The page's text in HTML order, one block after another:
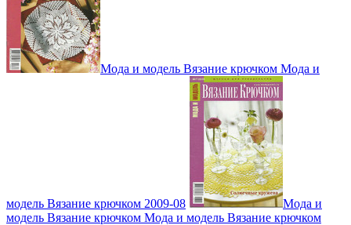
Мода и модель Вязание крючком Мода и
модель Вязание крючком 2009-08
Мода и
модель Вязание крючком Мода и модель Вязание крючком